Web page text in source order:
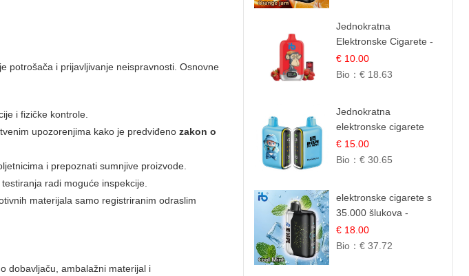
potrošača i prijavljivanje neispravnosti. Osnovne
i fizičke kontrole.
upozorenjima kako je predviđenozakon o
i prepoznati sumnjive proizvode.
radi moguće inspekcije.
materijala samo registriranim odraslim
dobavljaču, ambalažni materijal i
Jednokratna
Elektronske Cigarete -
Red Bull i Jagoda |
IBVape
€ 10.00
Bio： € 18.63
Jednokratna
elektronske cigarete
25.000 Puffova -
Jagodni Sladoled |
€ 15.00
Bio： € 30.65
elektronske cigarete s
35.000 šlukova -
Osježavajući Mentol |
Čista i Svježa Okus
€ 18.00
Bio： € 37.72